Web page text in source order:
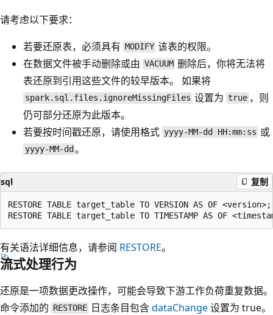
请考虑以下要求：
若要还原表，必须具有 MODIFY 该表的权限。
在数据文件被手动删除或由 VACUUM 删除后，你将无法将
表还原到引用这些文件的较早版本。 如果将
spark.sql.files.ignoreMissingFiles 设置为true，则
仍可部分还原为此版本。
若要按时间戳还原，请使用格式 yyyy-MM-dd HH:mm:ss 或
yyyy-MM-dd 。
sql 复制
RESTORE TABLE target_table TO VERSION AS OF <version>;
有关语法详细信息，请参阅 RESTORE。
流式处理行为
还原是一项数据更改操作，可能会导致下游工作负荷重复数据。
命令添加的 RESTORE 日志条目包含dataChange设置为 true。